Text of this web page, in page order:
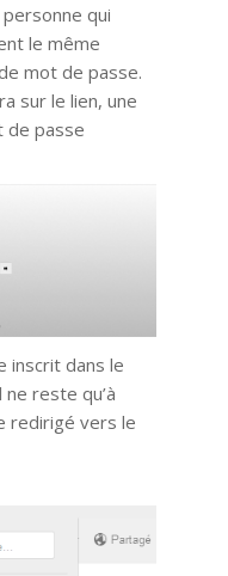
qui
le même
mot de passe.
sur le lien, une
de passe
inscrit dans le
reste qu’à
redirigé vers le